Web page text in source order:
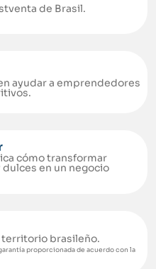
de Brasil.
ayudar a emprendedores
cómo transformar
en un negocio
territorio brasileño.
proporcionada de acuerdo con la